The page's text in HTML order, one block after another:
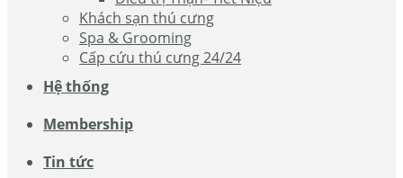
Khách sạn thú cưng
Spa & Grooming
Cấp cứu thú cưng 24/24
Hệ thống
Membership
Tin tức